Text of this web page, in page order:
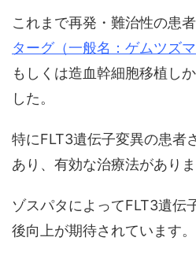
これまで再発・難治性の患
ターグ（一般名：ゲムツズ
もしくは造血幹細胞移植し
した。
特にFLT3遺伝子変異の患者
あり、有効な治療法がありま
ゾスパタによってFLT3遺伝
後向上が期待されています。